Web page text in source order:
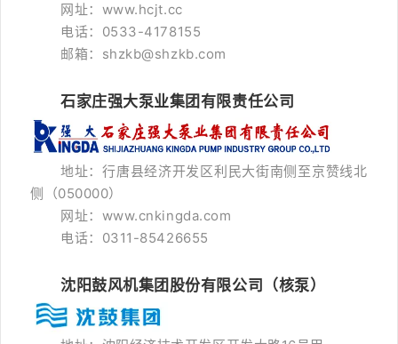
网址：www.hcjt.cc
电话：0533-4178155
邮箱：shzkb@shzkb.com
石家庄强大泵业集团有限责任公司
地址：行唐县经济开发区利民大街南侧至京赞线北
侧（050000）
网址：www.cnkingda.com
电话：0311-85426655
沈阳鼓风机集团股份有限公司（核泵）